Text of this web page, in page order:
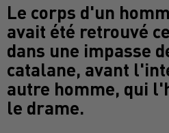
Le corps d'un
avait été retrouvé
dans une impasse
catalane, avant
autre homme, qui
le drame.